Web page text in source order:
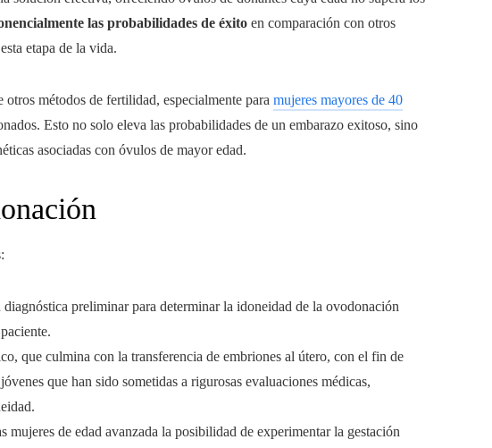
las probabilidades de éxito en comparación con otros
etapa de la vida.
métodos de fertilidad, especialmente para mujeres mayores de 40
Esto no solo eleva las probabilidades de un embarazo exitoso, sino
asociadas con óvulos de mayor edad.
preliminar para determinar la idoneidad de la ovodonación
que culmina con la transferencia de embriones al útero, con el fin de
que han sido sometidas a rigurosas evaluaciones médicas,
mujeres de edad avanzada la posibilidad de experimentar la gestación